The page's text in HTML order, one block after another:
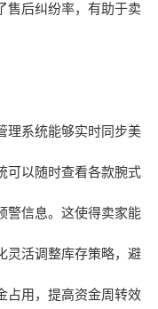
售后纠纷率，有助于卖
理系统能够实时同步美
可以随时查看各款腕式
警信息。这使得卖家能
灵活调整库存策略，避
占用，提高资金周转效